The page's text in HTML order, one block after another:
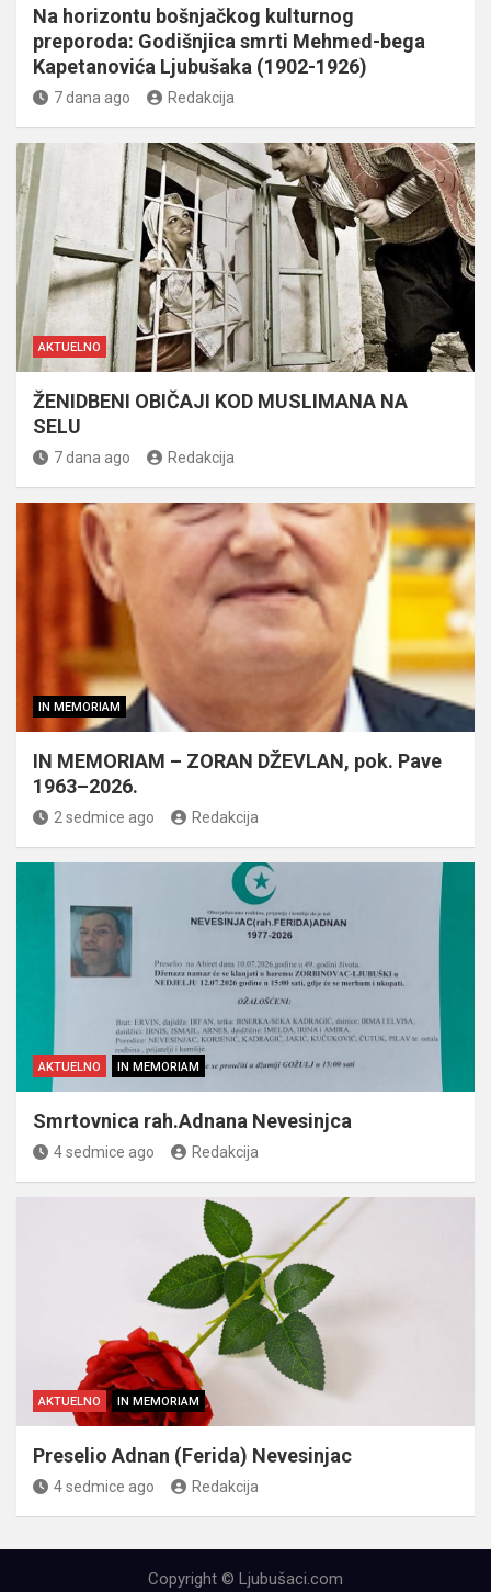
Na horizontu bošnjačkog kulturnog
preporoda: Godišnjica smrti Mehmed-bega
Kapetanovića Ljubušaka (1902-1926)
7 dana ago Redakcija
AKTUELNO
ŽENIDBENI OBIČAJI KOD MUSLIMANA NA
SELU
7 dana ago Redakcija
IN MEMORIAM
IN MEMORIAM – ZORAN DŽEVLAN, pok. Pave
1963–2026.
2 sedmice ago Redakcija
AKTUELNO IN MEMORIAM
Smrtovnica rah.Adnana Nevesinjca
4 sedmice ago Redakcija
AKTUELNO IN MEMORIAM
Preselio Adnan (Ferida) Nevesinjac
4 sedmice ago Redakcija
Copyright © Ljubušaci.com